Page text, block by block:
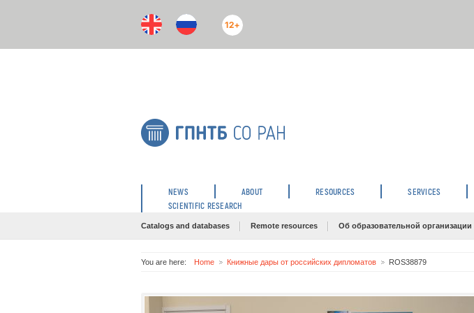
12+
NEWS ABOUT RESOURCES SERVICES
SCIENTIFIC RESEARCH
Catalogs and databases Remote resources Об образовательной организации
You are here: Home Книжные дары от российских дипломатов ROS38879